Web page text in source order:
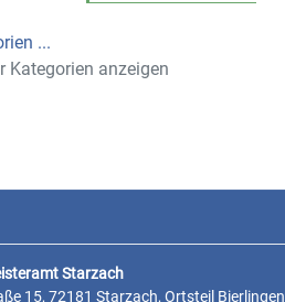
...
Kategorien anzeigen
Starzach
15, 72181 Starzach, Ortsteil Bierlingen